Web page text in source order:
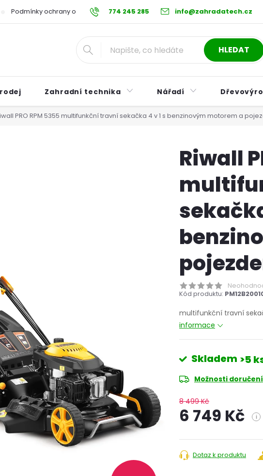
774 245 285 info@zahradatech.cz
Podmínky ochrany osobních údajů Reklamační řád Postup při nákupu
HLEDAT
Zahradní technika Nářadí
PRO RPM 5355 multifunkční travní sekačka 4 v 1 s benzinovým motorem a
Riwall
Kód produktu:
multifunkční travní
informace
Skladem >5
Možnosti doručení
8 499 Kč
6 749 Kč i
cena:
Dotaz k produktu